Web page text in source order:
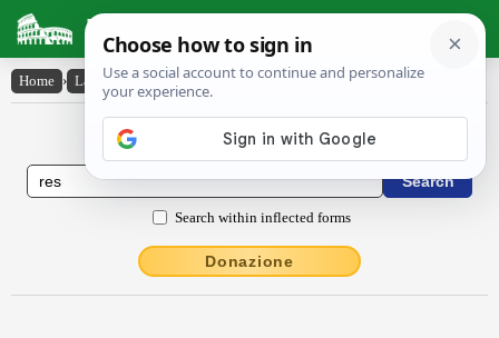
Latin Dictionary
Home › Latin-English › rēs
Latin to English Dictionary
Search within inflected forms
Donazione